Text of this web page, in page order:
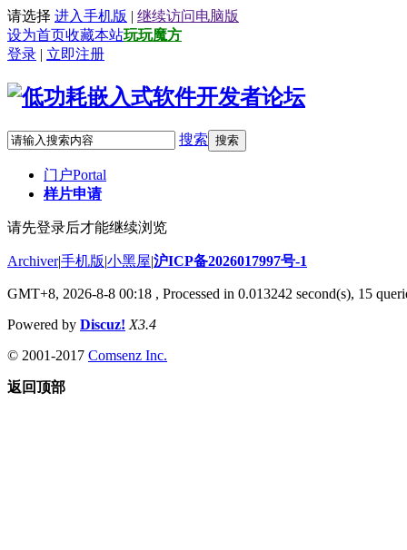
请选择 进入手机版 | 继续访问电脑版
设为首页收藏本站玩玩魔方
登录 | 立即注册
搜索 搜索
门户Portal
样片申请
请先登录后才能继续浏览
Archiver|手机版|小黑屋|沪ICP备2026017997号-1
GMT+8, 2026-8-8 00:18 , Processed in 0.013242 second(s), 15
Powered by Discuz! X3.4
© 2001-2017 Comsenz Inc.
返回顶部